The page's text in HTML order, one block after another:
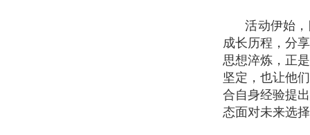
活动伊始，
成长历程，分
思想淬炼，正
坚定，也让他
合自身经验提
态面对未来选